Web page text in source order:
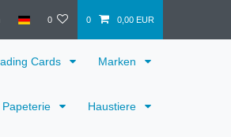
0 0 0,00 EUR
Cards Marken
Papeterie Haustiere